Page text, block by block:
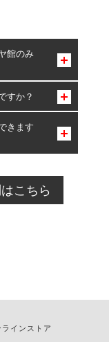
館のみ
。
すか？
同時にご予約が
きます
場合のご予約
約の店舗まで
こちら
インストア